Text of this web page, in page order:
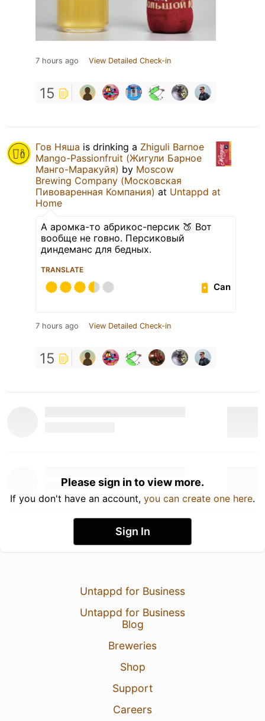
7 hours ago View Detailed Check-in
15
Гов Няша is drinking a Zhiguli Barnoe
Mango-Passionfruit (Жигули Барное
Манго-Маракуйя) by Moscow
Brewing Company (Московская
Пивоваренная Компания) at Untappd at
Home
А аромка-то абрикос-персик 🍑 Вот
вообще не говно. Персиковый
диндеманс для бедных.
TRANSLATE
Can
7 hours ago View Detailed Check-in
15
Please sign in to view more.
If you don't have an account, you can create one here.
Sign In
Untappd for Business
Untappd for Business
Blog
Breweries
Shop
Support
Careers